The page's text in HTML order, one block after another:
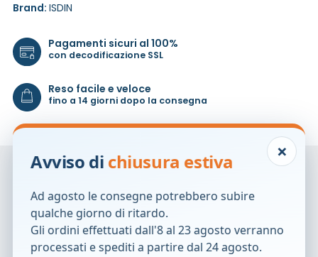
Brand: ISDIN
Pagamenti sicuri al 100%
con decodificazione SSL
Reso facile e veloce
fino a 14 giorni dopo la consegna
×
Avviso di chiusura estiva
Ad agosto le consegne potrebbero subire
qualche giorno di ritardo.
Gli ordini effettuati dall'8 al 23 agosto verranno
processati e spediti a partire dal 24 agosto.